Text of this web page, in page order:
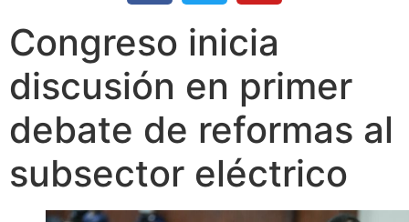
Congreso inicia
discusión en primer
debate de reformas al
subsector eléctrico